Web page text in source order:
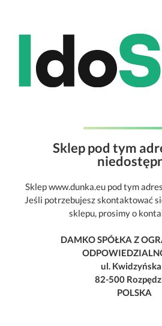
Sklep pod tym
Sklep www.dunka.eu pod tym
Jeśli potrzebujesz skontaktować
sklepu, prosimy o
DAMKO SPÓŁKA Z
ul.
82-500
POLSKA